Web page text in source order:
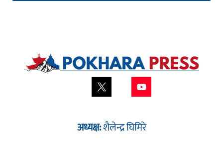
अध्यक्ष:शैलेन्द्र घिमिरे